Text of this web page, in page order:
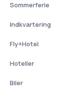
Sommerferie
Indkvartering
Fly+Hotel
Hoteller
Biler